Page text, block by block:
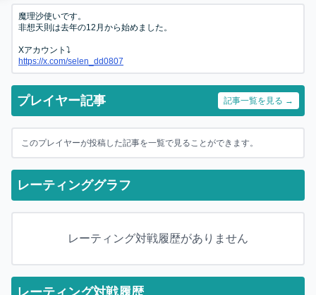
魔理沙使いです。
非想天則は去年の12月から始めました。
Xアカウント⤵️
https://x.com/selen_dd0807
プレイヤー記事 記事一覧を見る →
このプレイヤーが投稿した記事を一覧で見ることができます。
レーティンググラフ
レーティング対戦履歴がありません
レーティング対戦履歴